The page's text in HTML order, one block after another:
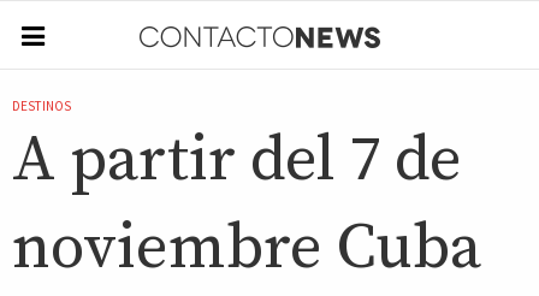
DESTINOS
A partir del 7 de
noviembre Cuba